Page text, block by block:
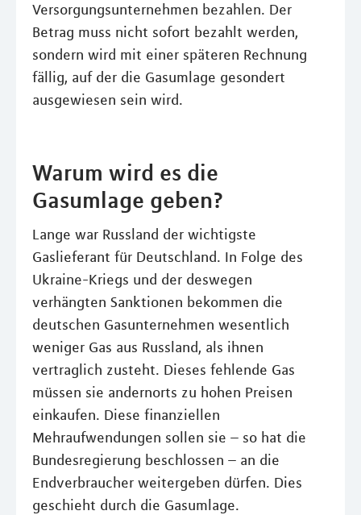
Versorgungsunternehmen bezahlen. Der
Betrag muss nicht sofort bezahlt werden,
sondern wird mit einer späteren Rechnung
fällig, auf der die Gasumlage gesondert
ausgewiesen sein wird.
Warum wird es die
Gasumlage geben?
Lange war Russland der wichtigste
Gaslieferant für Deutschland. In Folge des
Ukraine-Kriegs und der deswegen
verhängten Sanktionen bekommen die
deutschen Gasunternehmen wesentlich
weniger Gas aus Russland, als ihnen
vertraglich zusteht. Dieses fehlende Gas
müssen sie andernorts zu hohen Preisen
einkaufen. Diese finanziellen
Mehraufwendungen sollen sie – so hat die
Bundesregierung beschlossen – an die
Endverbraucher weitergeben dürfen. Dies
geschieht durch die Gasumlage.